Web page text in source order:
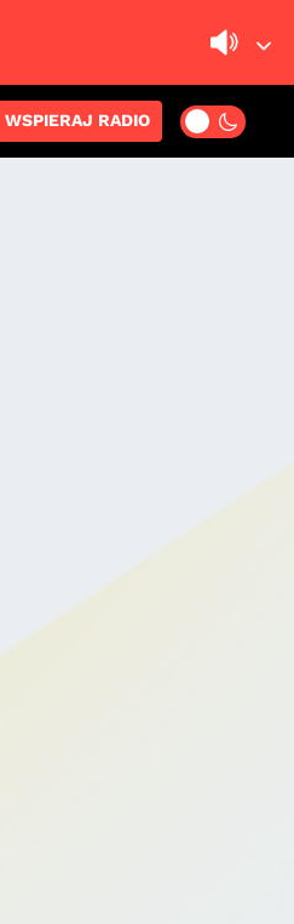
WSPIERAJ RADIO